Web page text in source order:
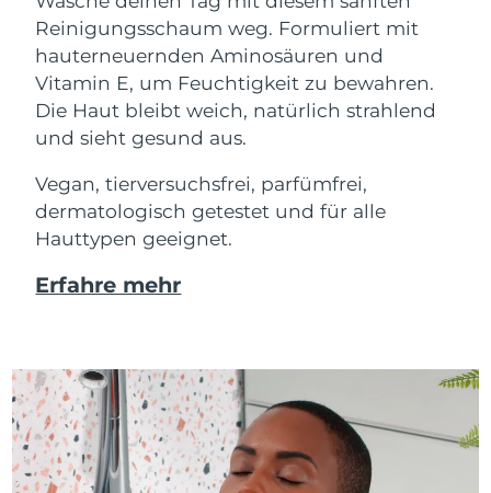
Reinigungsschaum weg. Formuliert mit
hauterneuernden Aminosäuren und
Vitamin E, um Feuchtigkeit zu bewahren.
Die Haut bleibt weich, natürlich strahlend
und sieht gesund aus.
Vegan, tierversuchsfrei, parfümfrei,
dermatologisch getestet und für alle
Hauttypen geeignet.
Erfahre mehr